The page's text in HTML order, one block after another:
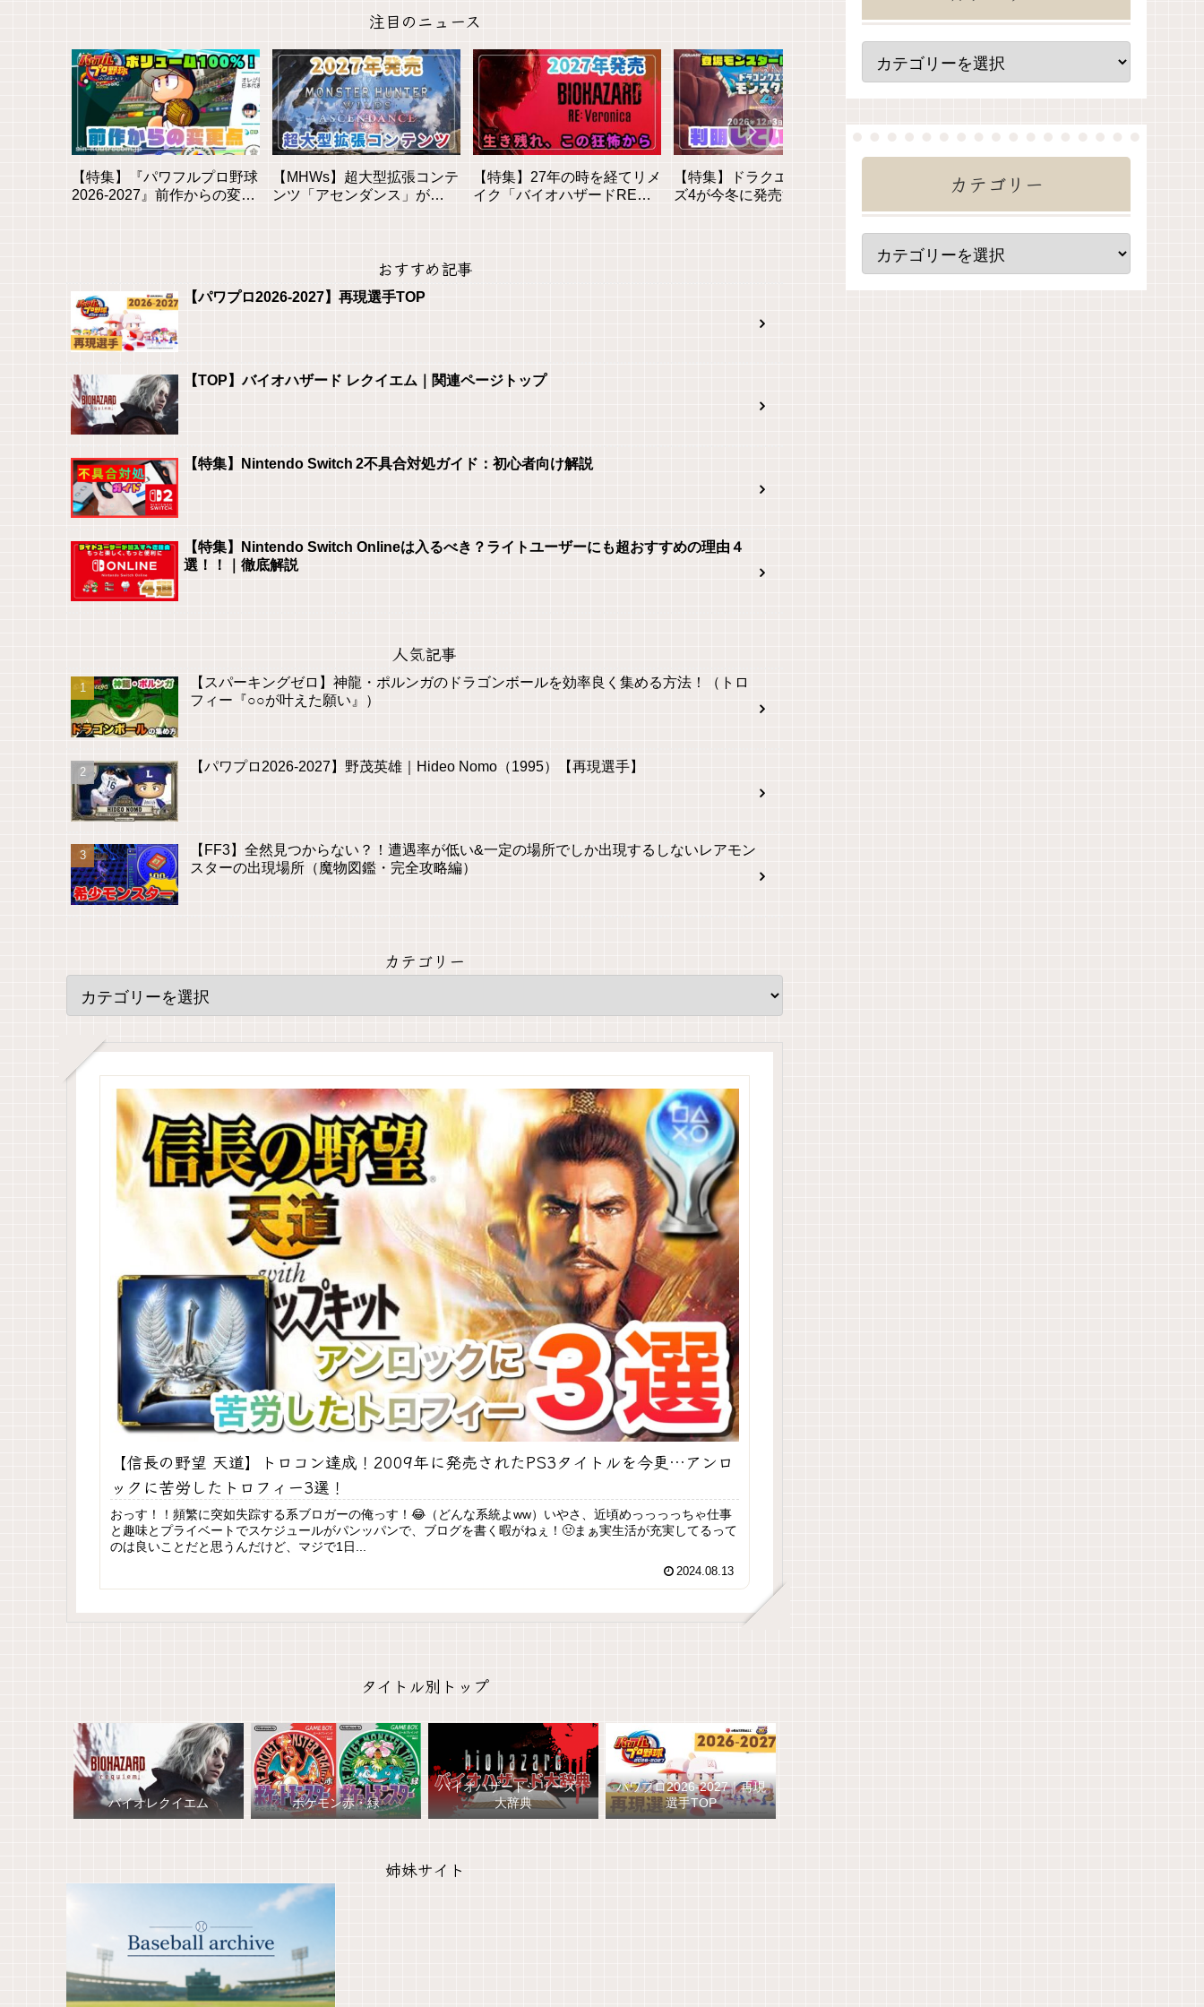
注目のニュース
【特集】『パワフルプロ野球
2026-2027』前作からの変更
【MHWs】超大型拡張コンテ
ンツ「アセンダンス」が
【特集】27年の時を経てリメ
イク「バイオハザードREベ
【特集】ドラクエモンスター
ズ4が今冬に発売決定！登場
【ポケモン風波】現時点で判
明している登場ポケモン一覧
おすすめ記事
【パワプロ2026-2027】再現選手TOP
【TOP】バイオハザード レクイエム｜関連ページトップ
【特集】Nintendo Switch 2不具合対処ガイド：初心者向け解説
【特集】Nintendo Switch Onlineは入るべき？ライトユーザーにも超おすすめの理由４
選！！｜徹底解説
人気記事
【スパーキングゼロ】神龍・ポルンガのドラゴンボールを効率良く集める方法！（トロ
フィー『○○が叶えた願い』）
【パワプロ2026-2027】野茂英雄｜Hideo Nomo（1995）【再現選手】
【FF3】全然見つからない？！遭遇率が低い&一定の場所でしか出現するしないレアモン
スターの出現場所（魔物図鑑・完全攻略編）
カテゴリー
【信長の野望 天道】トロコン達成！2009年に発売されたPS3タイトルを今更…アンロ
ックに苦労したトロフィー3選！
おっす！！頻繁に突如失踪する系ブロガーの俺っす！😂（どんな系統よww）いやさ、近頃めっっっっちゃ仕事
と趣味とプライベートでスケジュールがパンッパンで、ブログを書く暇がねぇ！🤢まぁ実生活が充実してるって
のは良いことだと思うんだけど、マジで1日...
2024.08.13
タイトル別トップ
バイオレクイエム ポケモン赤・緑
バイオハザードシリーズ｜
大辞典
パワプロ2026-2027｜再現
選手TOP
姉妹サイト
カテゴリー